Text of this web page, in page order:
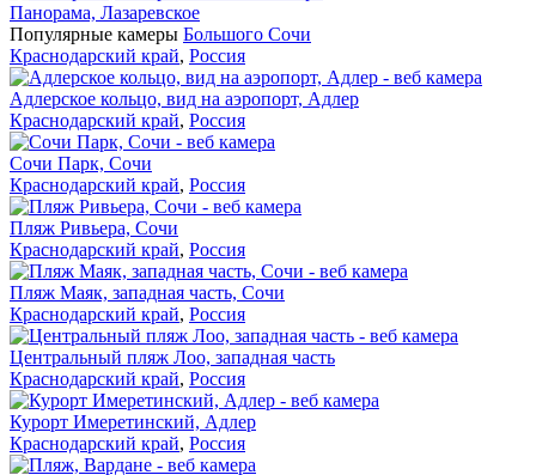
Панорама, Лазаревское
Популярные камеры Большого Сочи
Краснодарский край, Россия
Адлерское кольцо, вид на аэропорт, Адлер
Краснодарский край, Россия
Сочи Парк, Сочи
Краснодарский край, Россия
Пляж Ривьера, Сочи
Краснодарский край, Россия
Пляж Маяк, западная часть, Сочи
Краснодарский край, Россия
Центральный пляж Лоо, западная часть
Краснодарский край, Россия
Курорт Имеретинский, Адлер
Краснодарский край, Россия